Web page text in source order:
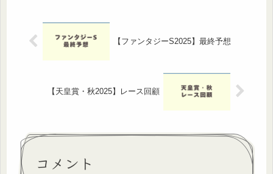
【ファンタジーS2025】最終予想
【天皇賞・秋2025】レース回顧
コメント